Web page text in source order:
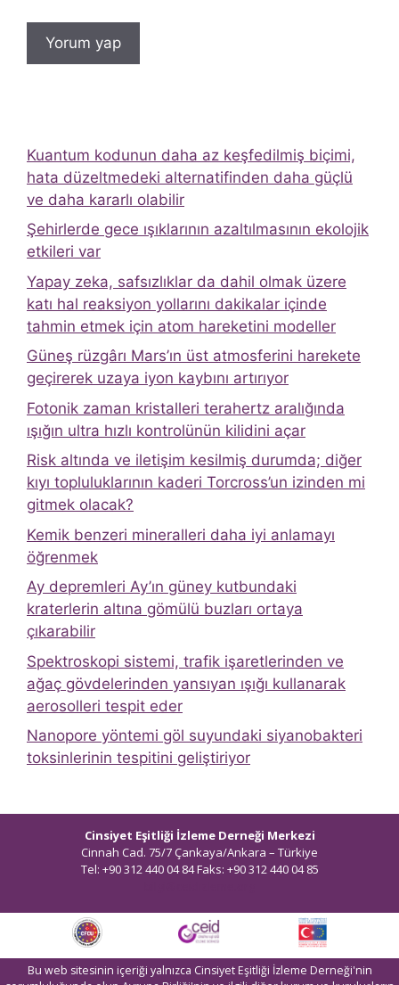
Kuantum kodunun daha az keşfedilmiş biçimi,
hata düzeltmedeki alternatifinden daha güçlü
ve daha kararlı olabilir
Şehirlerde gece ışıklarının azaltılmasının ekolojik
etkileri var
Yapay zeka, safsızlıklar da dahil olmak üzere
katı hal reaksiyon yollarını dakikalar içinde
tahmin etmek için atom hareketini modeller
Güneş rüzgârı Mars’ın üst atmosferini harekete
geçirerek uzaya iyon kaybını artırıyor
Fotonik zaman kristalleri terahertz aralığında
ışığın ultra hızlı kontrolünün kilidini açar
Risk altında ve iletişim kesilmiş durumda; diğer
kıyı topluluklarının kaderi Torcross’un izinden mi
gitmek olacak?
Kemik benzeri mineralleri daha iyi anlamayı
öğrenmek
Ay depremleri Ay’ın güney kutbundaki
kraterlerin altına gömülü buzları ortaya
çıkarabilir
Spektroskopi sistemi, trafik işaretlerinden ve
ağaç gövdelerinden yansıyan ışığı kullanarak
aerosolleri tespit eder
Nanopore yöntemi göl suyundaki siyanobakteri
toksinlerinin tespitini geliştiriyor
Cinsiyet Eşitliği İzleme Derneği Merkezi
Cinnah Cad. 75/7 Çankaya/Ankara – Türkiye
Tel: +90 312 440 04 84 Faks: +90 312 440 04 85
Bu web sitesinin içeriği yalnızca Cinsiyet Eşitliği İzleme Derneği'nin